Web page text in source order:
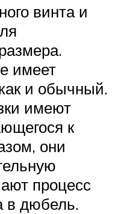
винта и
имеет
и обычный.
имеют
к
они
процесс
в дюбель.